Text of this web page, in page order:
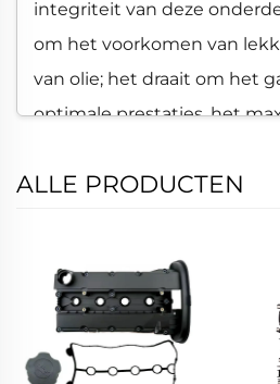
integriteit van deze
om het voorkomen van
van olie; het draait om het
optimale prestaties, het
Ons bedrijf specialiseert
met state-of-the-art
onderdelen te fabriceren
zelfs de strenge OE-
ALLE PRODUCTEN